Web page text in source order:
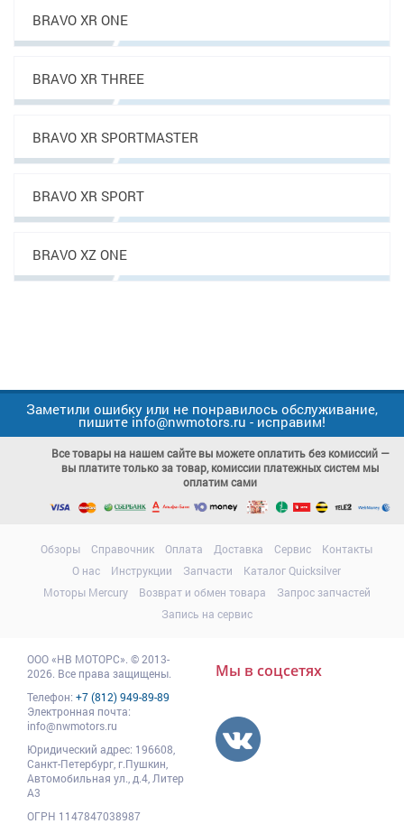
BRAVO XR ONE
BRAVO XR THREE
BRAVO XR SPORTMASTER
BRAVO XR SPORT
BRAVO XZ ONE
Заметили ошибку или не понравилось обслуживание,
пишите info@nwmotors.ru - исправим!
Все товары на нашем сайте вы можете оплатить без комиссий —
вы платите только за товар, комиссии платежных систем мы
оплатим сами
Обзоры Справочник Оплата Доставка Сервис
Контакты
О нас
Инструкции Запчасти
Каталог Quicksilver
Моторы Mercury
Возврат и обмен товара
Запрос запчастей
Запись на сервис
ООО«НВ МОТОРС» © 2013-
2026. Все права защищены.
Телефон: +7 (812) 949-89-89
Электронная почта:
info@nwmotors.ru
Юридический адрес: 196608
Санкт-Петербург, г.Пушкин
Автомобильная ул., д.4, Литер
А3
ОГРН 1147847038987
Мы в соцсетях